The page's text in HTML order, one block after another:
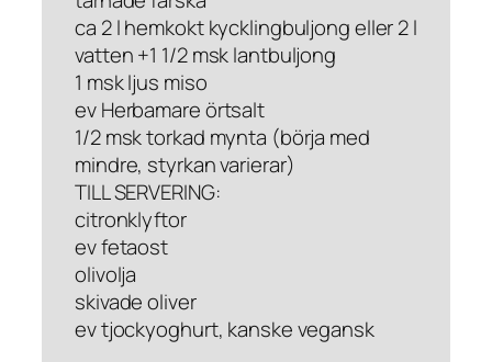
ca 2 l hemkokt kycklingbuljong eller 2 l
vatten +1 1/2 msk lantbuljong
1 msk ljus miso
ev Herbamare örtsalt
1/2 msk torkad mynta (börja med
mindre, styrkan varierar)
TILL SERVERING:
citronklyftor
ev fetaost
olivolja
skivade oliver
ev tjockyoghurt, kanske vegansk